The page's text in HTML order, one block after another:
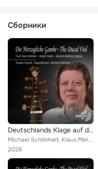
Сборники
Deutschlands Klage auf den Tod des Großen Friedrichs Borußens König, Hob. XXVIb:1 (I Adagio)
Michael Schönheit, Klaus Mertens, Stephan Wünsch, Thomas Fritzsch
2026